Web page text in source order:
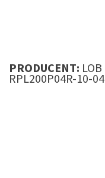
PRODUCENT: LOB
RPL200P04R-10-04